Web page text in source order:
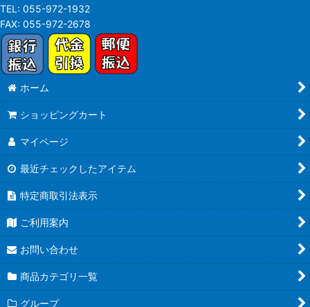
TEL: 055-972-1932
FAX: 055-972-2678
ホーム
ショッピングカート
マイページ
最近チェックしたアイテム
特定商取引法表示
ご利用案内
お問い合わせ
商品カテゴリ一覧
グループ